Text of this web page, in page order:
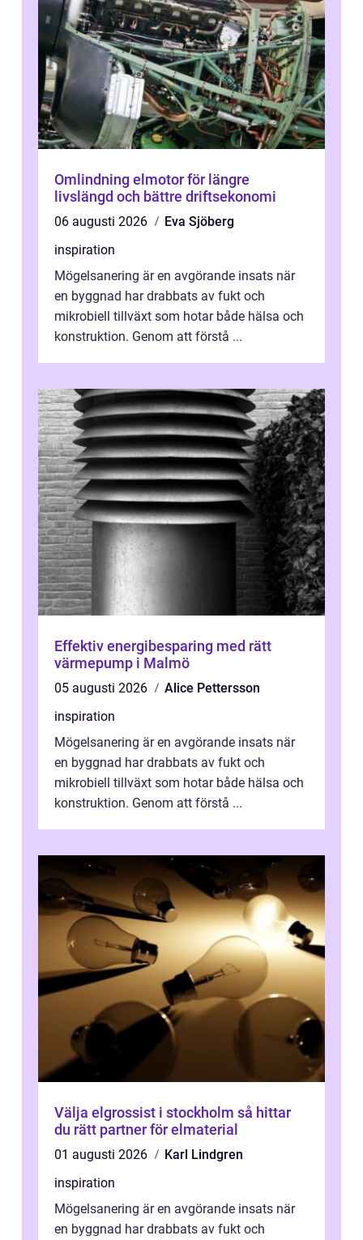
Omlindning elmotor för längre
livslängd och bättre driftsekonomi
06 augusti 2026
Eva Sjöberg
inspiration
Mögelsanering är en avgörande insats när
en byggnad har drabbats av fukt och
mikrobiell tillväxt som hotar både hälsa och
konstruktion. Genom att förstå ...
Effektiv energibesparing med rätt
värmepump i Malmö
05 augusti 2026
Alice Pettersson
inspiration
Mögelsanering är en avgörande insats när
en byggnad har drabbats av fukt och
mikrobiell tillväxt som hotar både hälsa och
konstruktion. Genom att förstå ...
Välja elgrossist i stockholm så hittar
du rätt partner för elmaterial
01 augusti 2026
Karl Lindgren
inspiration
Mögelsanering är en avgörande insats när
en byggnad har drabbats av fukt och